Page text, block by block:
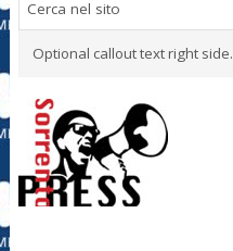
Optional callout text right side.